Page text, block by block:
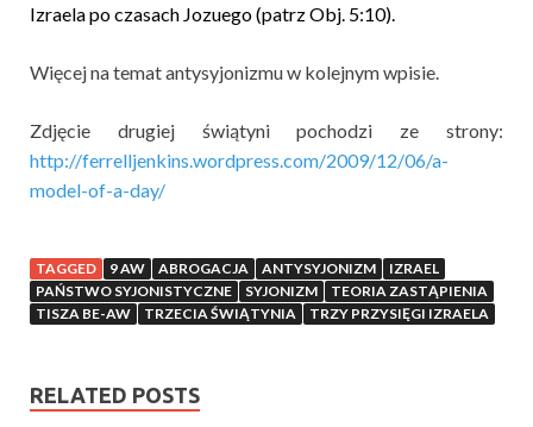
Izraela po czasach Jozuego (patrz Obj. 5:10).
Więcej na temat antysyjonizmu w kolejnym wpisie.
Zdjęcie drugiej świątyni pochodzi ze strony:
http://ferrelljenkins.wordpress.com/2009/12/06/a-
model-of-a-day/
TAGGED 9 AW ABROGACJA ANTYSYJONIZM
IZRAEL
PAŃSTWO SYJONISTYCZNE
SYJONIZM
TEORIA ZASTĄPIENIA
TISZA BE-AW
TRZECIA ŚWIĄTYNIA TRZY PRZYSIĘGI IZRAELA
RELATED POSTS